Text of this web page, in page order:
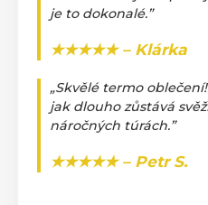
je to dokonalé.”
★★★★★ – Klárka
„Skvělé termo
jak dlouho zůstává
náročných túrách.”
★★★★★ – Petr S.